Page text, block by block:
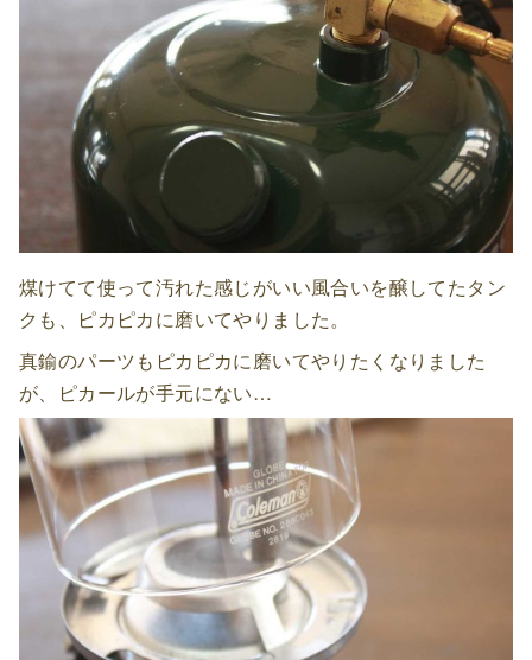
煤けてて使って汚れた感じがいい風合いを醸してたタン
クも、ピカピカに磨いてやりました。
真鍮のパーツもピカピカに磨いてやりたくなりました
が、ピカールが手元にない…